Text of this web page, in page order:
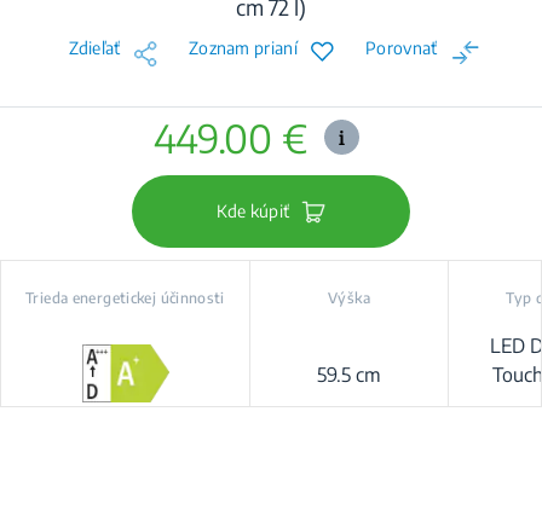
cm 72 l)
Zdieľať Zoznam prianí Porovnať
449.00 €
Kde kúpiť
Trieda energetickej účinnosti Výška
59.5 cm
Typ
LED